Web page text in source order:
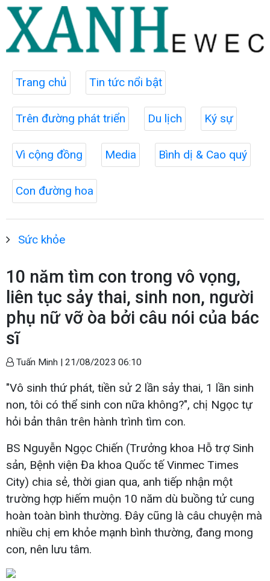
Trang chủ Tin tức nổi bật
Trên đường phát triển Du lịch Ký sự
Vì cộng đồng Media Bình dị & Cao quý
Con đường hoa
Sức khỏe
10 năm tìm con trong vô vọng,
liên tục sảy thai, sinh non, người
phụ nữ vỡ òa bởi câu nói của bác
sĩ
Tuấn Minh | 21/08/2023 06:10
"Vô sinh thứ phát, tiền sử 2 lần sảy thai, 1 lần sinh
non, tôi có thể sinh con nữa không?", chị Ngọc tự
hỏi bản thân trên hành trình tìm con.
BS Nguyễn Ngọc Chiến (Trưởng khoa Hỗ trợ Sinh
sản, Bệnh viện Đa khoa Quốc tế Vinmec Times
City) chia sẻ, thời gian qua, anh tiếp nhận một
trường hợp hiếm muộn 10 năm dù buồng tử cung
hoàn toàn bình thường. Đây cũng là câu chuyện mà
nhiều chị em khỏe mạnh bình thường, đang mong
con, nên lưu tâm.